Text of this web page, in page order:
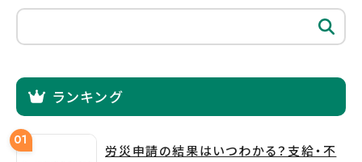
ランキング
労災申請の結果はいつわかる？支給・不